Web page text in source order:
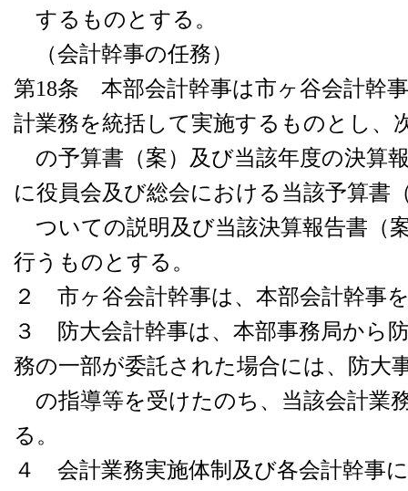
するものとする。
（会計幹事の任務）
第18条 本部会計幹事は市ヶ谷会計幹
計業務を統括して実施するものとし、
の予算書（案）及び当該年度の決算
に役員会及び総会における当該予算書
ついての説明及び当該決算報告書（
行うものとする。
２ 市ヶ谷会計幹事は、本部会計幹事
３ 防大会計幹事は、本部事務局から
務の一部が委託された場合には、防大
の指導等を受けたのち、当該会計業
る。
４ 会計業務実施体制及び各会計幹事